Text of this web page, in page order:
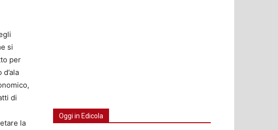
si
per
di
la
Oggi in Edicola